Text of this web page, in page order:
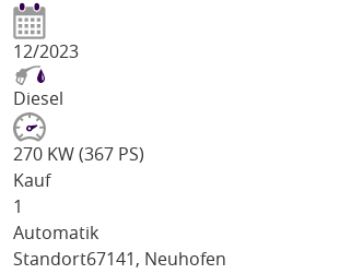
12/2023
Diesel
270 KW (367 PS)
Kauf
1
Automatik
Standort67141, Neuhofen